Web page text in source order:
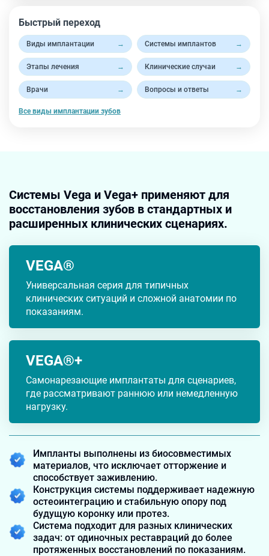
Быстрый переход
Виды имплантации → Системы имплантов →
Этапы лечения → Клинические случаи →
Врачи → Вопросы и ответы →
Все виды имплантации зубов
Системы Vega и Vega+ применяют для
восстановления зубов в стандартных и
расширенных клинических сценариях.
VEGA®
Универсальная серия для типичных
клинических ситуаций и сложной анатомии по
показаниям.
VEGA®+
Самонарезающие имплантаты для сценариев,
где рассматривают раннюю или немедленную
нагрузку.
Импланты выполнены из биосовместимых
материалов, что исключает отторжение и
способствует заживлению.
Конструкция системы поддерживает надежную
остеоинтеграцию и стабильную опору под
будущую коронку или протез.
Система подходит для разных клинических
задач: от одиночных реставраций до более
протяженных восстановлений по показаниям.